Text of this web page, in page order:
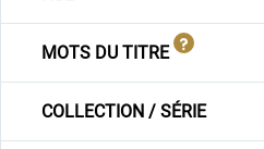
MOTS DU TITRE
COLLECTION / SÉRIE